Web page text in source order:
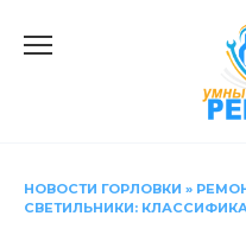
НОВОСТИ ГОРЛОВКИ »
СВЕТИЛЬНИКИ: